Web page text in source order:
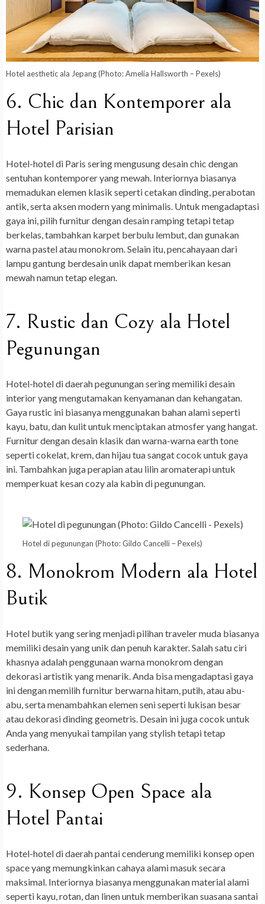
Hotel aesthetic ala Jepang (Photo: Amelia Hallsworth – Pexels)
6. Chic dan Kontemporer ala
Hotel Parisian
Hotel-hotel di Paris sering mengusung desain chic dengan
sentuhan kontemporer yang mewah. Interiornya biasanya
memadukan elemen klasik seperti cetakan dinding, perabotan
antik, serta aksen modern yang minimalis. Untuk mengadaptasi
gaya ini, pilih furnitur dengan desain ramping tetapi tetap
berkelas, tambahkan karpet berbulu lembut, dan gunakan
warna pastel atau monokrom. Selain itu, pencahayaan dari
lampu gantung berdesain unik dapat memberikan kesan
mewah namun tetap elegan.
7. Rustic dan Cozy ala Hotel
Pegunungan
Hotel-hotel di daerah pegunungan sering memiliki desain
interior yang mengutamakan kenyamanan dan kehangatan.
Gaya rustic ini biasanya menggunakan bahan alami seperti
kayu, batu, dan kulit untuk menciptakan atmosfer yang hangat.
Furnitur dengan desain klasik dan warna-warna earth tone
seperti cokelat, krem, dan hijau tua sangat cocok untuk gaya
ini. Tambahkan juga perapian atau lilin aromaterapi untuk
memperkuat kesan cozy ala kabin di pegunungan.
Hotel di pegunungan (Photo: Gildo Cancelli – Pexels)
8. Monokrom Modern ala Hotel
Butik
Hotel butik yang sering menjadi pilihan traveler muda biasanya
memiliki desain yang unik dan penuh karakter. Salah satu ciri
khasnya adalah penggunaan warna monokrom dengan
dekorasi artistik yang menarik. Anda bisa mengadaptasi gaya
ini dengan memilih furnitur berwarna hitam, putih, atau abu-
abu, serta menambahkan elemen seni seperti lukisan besar
atau dekorasi dinding geometris. Desain ini juga cocok untuk
Anda yang menyukai tampilan yang stylish tetapi tetap
sederhana.
9. Konsep Open Space ala
Hotel Pantai
Hotel-hotel di daerah pantai cenderung memiliki konsep open
space yang memungkinkan cahaya alami masuk secara
maksimal. Interiornya biasanya menggunakan material alami
seperti kayu, rotan, dan linen untuk memberikan suasana santai